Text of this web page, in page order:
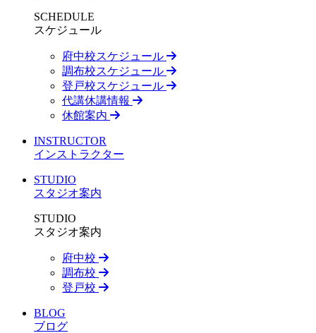
SCHEDULE
スケジュール
府中校スケジュール
調布校スケジュール
登戸校スケジュール
代講休講情報
休館案内
INSTRUCTOR
インストラクター
STUDIO
スタジオ案内
STUDIO
スタジオ案内
府中校
調布校
登戸校
BLOG
ブログ